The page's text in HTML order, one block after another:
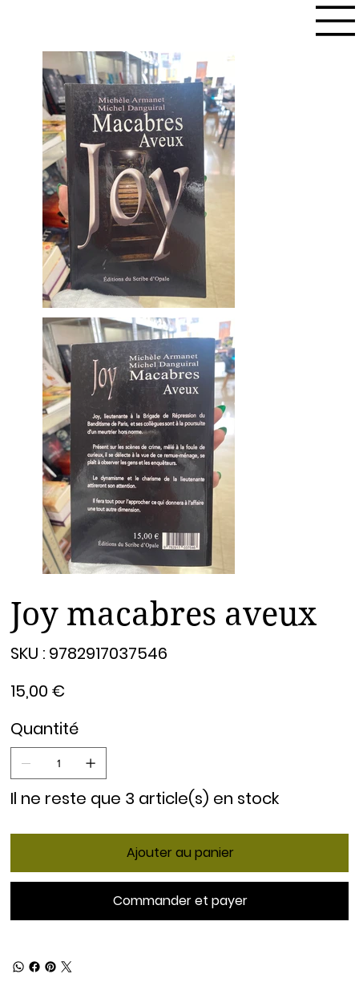
Joy macabres aveux
SKU : 9782917037546
9782917037546
15,00 €
Quantité
Il ne reste que 3 article(s) en stock
Ajouter au panier
Commander et payer